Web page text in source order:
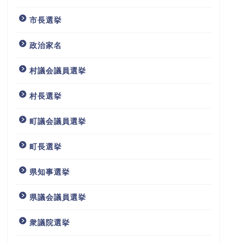
市長選挙
政治家名
村議会議員選挙
村長選挙
町議会議員選挙
町長選挙
県知事選挙
県議会議員選挙
衆議院選挙